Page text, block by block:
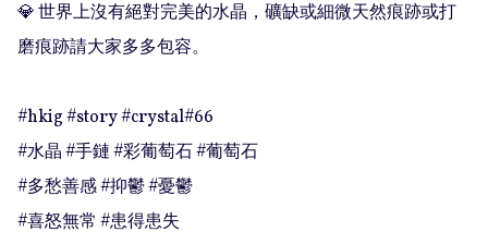
💎 世界上沒有絕對完美的水晶，礦缺或細微天然痕跡或打
磨痕跡請大家多多包容。
#hkig #story #crystal#66
#水晶 #手鏈 #彩葡萄石 #葡萄石
#多愁善感 #抑鬱 #憂鬱
#喜怒無常 #患得患失